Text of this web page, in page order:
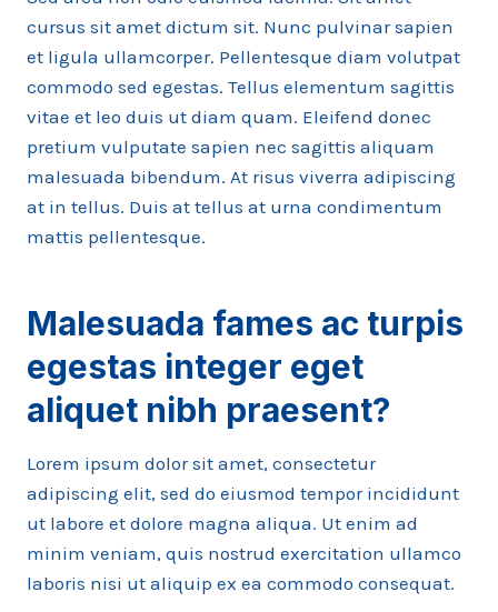
cursus sit amet dictum sit. Nunc pulvinar sapien
et ligula ullamcorper. Pellentesque diam volutpat
commodo sed egestas. Tellus elementum sagittis
vitae et leo duis ut diam quam. Eleifend donec
pretium vulputate sapien nec sagittis aliquam
malesuada bibendum. At risus viverra adipiscing
at in tellus. Duis at tellus at urna condimentum
mattis pellentesque.
Malesuada fames ac turpis
egestas integer eget
aliquet nibh praesent?
Lorem ipsum dolor sit amet, consectetur
adipiscing elit, sed do eiusmod tempor incididunt
ut labore et dolore magna aliqua. Ut enim ad
minim veniam, quis nostrud exercitation ullamco
laboris nisi ut aliquip ex ea commodo consequat.